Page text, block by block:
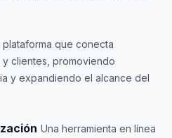
plataforma que conecta
clientes, promoviendo
y expandiendo el alcance del
Una herramienta en línea